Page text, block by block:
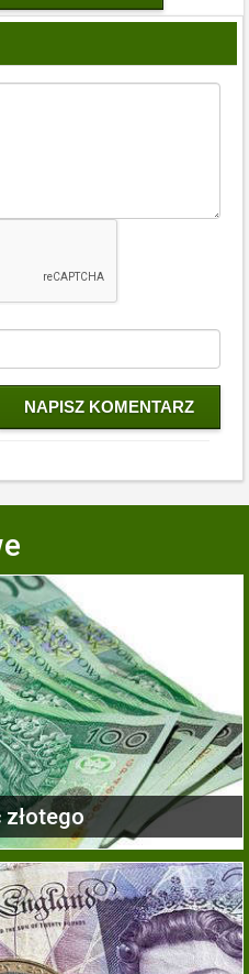
NAPISZ KOMENTARZ
złotego